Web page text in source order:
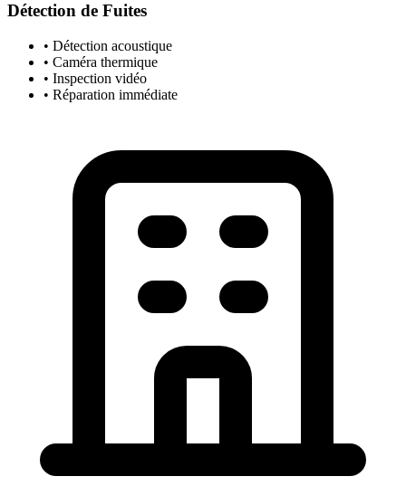
Détection de Fuites
• Détection acoustique
• Caméra thermique
• Inspection vidéo
• Réparation immédiate